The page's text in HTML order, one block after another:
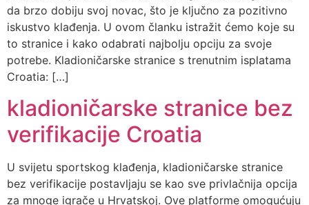
da brzo dobiju svoj novac, što je ključno za pozitivno
iskustvo klađenja. U ovom članku istražit ćemo koje su
to stranice i kako odabrati najbolju opciju za svoje
potrebe. Kladioničarske stranice s trenutnim isplatama
Croatia: […]
kladioničarske stranice bez
verifikacije Croatia
U svijetu sportskog klađenja, kladioničarske stranice
bez verifikacije postavljaju se kao sve privlačnija opcija
za mnoge igrače u Hrvatskoj. Ove platforme omogućuju